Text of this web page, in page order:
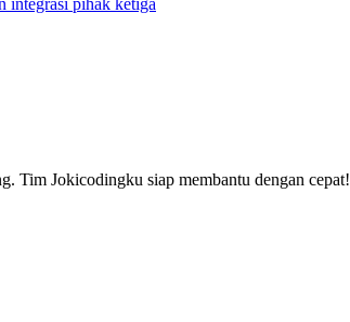
integrasi pihak ketiga
Tim Jokicodingku siap membantu dengan cepat!